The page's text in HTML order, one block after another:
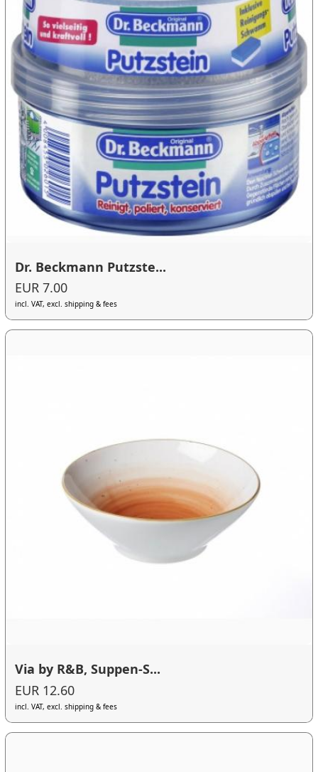
Dr. Beckmann Putzste...
EUR 7.00
incl. VAT, excl. shipping & fees
Via by R&B, Suppen-S...
EUR 12.60
incl. VAT, excl. shipping & fees